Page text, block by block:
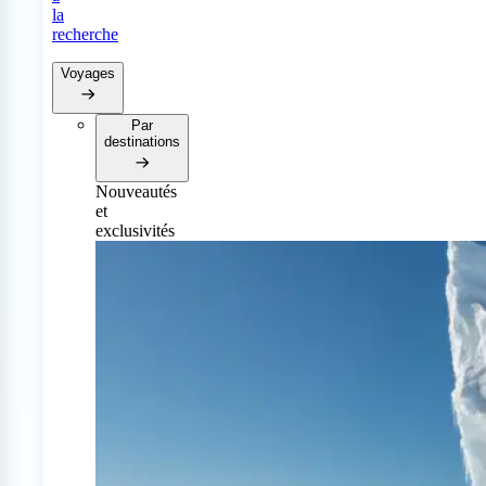
la
recherche
Voyages
Par
destinations
Nouveautés
et
exclusivités